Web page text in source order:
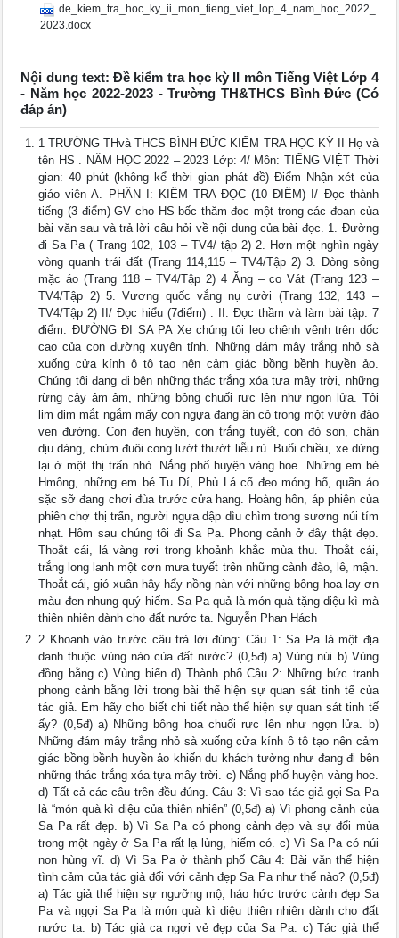
de_kiem_tra_hoc_ky_ii_mon_tieng_viet_lop_4_nam_hoc_2022_
2023.docx
Nội dung text: Đề kiểm tra học kỳ II môn Tiếng Việt Lớp 4
- Năm học 2022-2023 - Trường TH&THCS Bình Đức (Có
đáp án)
1 TRƯỜNG THvà THCS BÌNH ĐỨC KIỂM TRA HỌC KỲ II Họ và
tên HS . NĂM HỌC 2022 – 2023 Lớp: 4/ Môn: TIẾNG VIỆT Thời
gian: 40 phút (không kể thời gian phát đề) Điểm Nhận xét của
giáo viên A. PHẦN I: KIỂM TRA ĐỌC (10 ĐIỂM) I/ Đọc thành
tiếng (3 điểm) GV cho HS bốc thăm đọc một trong các đoạn của
bài văn sau và trả lời câu hỏi về nội dung của bài đọc. 1. Đường
đi Sa Pa ( Trang 102, 103 – TV4/ tập 2) 2. Hơn một nghìn ngày
vòng quanh trái đất (Trang 114,115 – TV4/Tập 2) 3. Dòng sông
mặc áo (Trang 118 – TV4/Tập 2) 4 Ăng – co Vát (Trang 123 –
TV4/Tập 2) 5. Vương quốc vắng nụ cười (Trang 132, 143 –
TV4/Tập 2) II/ Đọc hiểu (7điểm) . II. Đọc thầm và làm bài tập: 7
điểm. ĐƯỜNG ĐI SA PA Xe chúng tôi leo chênh vênh trên dốc
cao của con đường xuyên tỉnh. Những đám mây trắng nhỏ sà
xuống cửa kính ô tô tạo nên cảm giác bồng bềnh huyền ảo.
Chúng tôi đang đi bên những thác trắng xóa tựa mây trời, những
rừng cây âm âm, những bông chuối rực lên như ngọn lửa. Tôi
lim dim mắt ngắm mấy con ngựa đang ăn cỏ trong một vườn đào
ven đường. Con đen huyền, con trắng tuyết, con đỏ son, chân
dịu dàng, chùm đuôi cong lướt thướt liễu rủ. Buổi chiều, xe dừng
lại ở một thị trấn nhỏ. Nắng phố huyện vàng hoe. Những em bé
Hmông, những em bé Tu Dí, Phù Lá cổ đeo móng hổ, quần áo
sặc sỡ đang chơi đùa trước cửa hang. Hoàng hôn, áp phiên của
phiên chợ thị trấn, người ngựa dập dìu chìm trong sương núi tím
nhạt. Hôm sau chúng tôi đi Sa Pa. Phong cảnh ở đây thật đẹp.
Thoắt cái, lá vàng rơi trong khoảnh khắc mùa thu. Thoắt cái,
trắng long lanh một cơn mưa tuyết trên những cành đào, lê, mận.
Thoắt cái, gió xuân hây hẩy nồng nàn với những bông hoa lay ơn
màu đen nhung quý hiếm. Sa Pa quả là món quà tặng diệu kì mà
thiên nhiên dành cho đất nước ta. Nguyễn Phan Hách
2 Khoanh vào trước câu trả lời đúng: Câu 1: Sa Pa là một địa
danh thuộc vùng nào của đất nước? (0,5đ) a) Vùng núi b) Vùng
đồng bằng c) Vùng biển d) Thành phố Câu 2: Những bức tranh
phong cảnh bằng lời trong bài thể hiện sự quan sát tinh tế của
tác giả. Em hãy cho biết chi tiết nào thể hiện sự quan sát tinh tế
ấy? (0,5đ) a) Những bông hoa chuối rực lên như ngọn lửa. b)
Những đám mây trắng nhỏ sà xuống cửa kính ô tô tạo nên cảm
giác bồng bềnh huyền ảo khiến du khách tưởng như đang đi bên
những thác trắng xóa tựa mây trời. c) Nắng phố huyện vàng hoe.
d) Tất cả các câu trên đều đúng. Câu 3: Vì sao tác giả gọi Sa Pa
là “món quà kì diệu của thiên nhiên” (0,5đ) a) Vì phong cảnh của
Sa Pa rất đẹp. b) Vì Sa Pa có phong cảnh đẹp và sự đổi mùa
trong một ngày ở Sa Pa rất lạ lùng, hiếm có. c) Vì Sa Pa có núi
non hùng vĩ. d) Vì Sa Pa ở thành phố Câu 4: Bài văn thể hiện
tình cảm của tác giả đối với cảnh đẹp Sa Pa như thế nào? (0,5đ)
a) Tác giả thể hiện sự ngưỡng mộ, háo hức trước cảnh đẹp Sa
Pa và ngợi Sa Pa là món quà kì diệu thiên nhiên dành cho đất
nước ta. b) Tác giả ca ngợi vẻ đẹp của Sa Pa. c) Tác giả thể